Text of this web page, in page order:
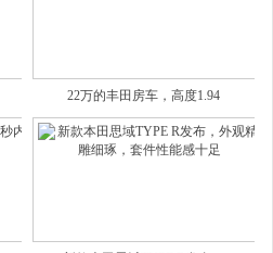
22万的丰田房车，高度1.94